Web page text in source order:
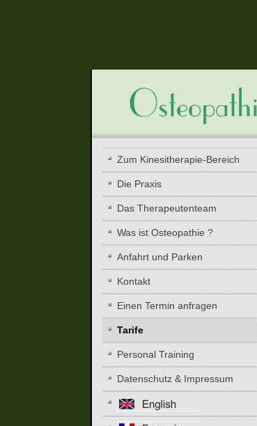
Zum Kinesitherapie-Bereich
Die Praxis
Das Therapeutenteam
Was ist Osteopathie ?
Anfahrt und Parken
Kontakt
Einen Termin anfragen
Tarife
Personal Training
Datenschutz & Impressum